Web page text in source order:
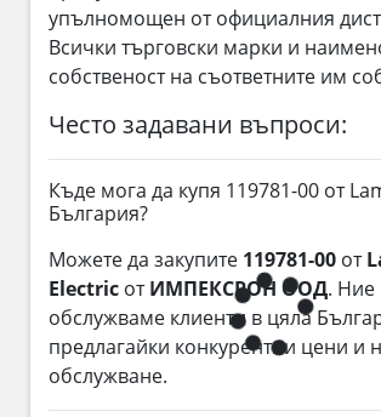
упълномощен от официалния
Всички търговски марки и
собственост на съответните им
Често задавани въпроси:
Къде мога да купя 119781-00 от
България?
Можете да закупите 119781-00 от
Electric отИМПЕКСРОН ООД. Ние
обслужваме клиенти в цяла
предлагайки конкурентни цени и
обслужване.